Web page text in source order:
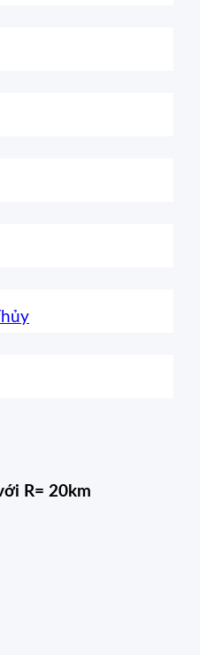
R= 20km